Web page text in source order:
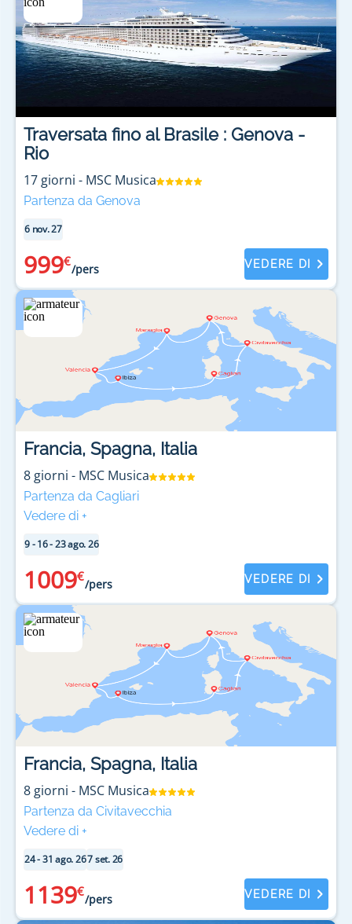
Traversata fino al Brasile : Genova -
Rio
17 giorni - MSC Musica
Partenza da Genova
6 nov. 27
999€
/pers VEDERE DI
Francia, Spagna, Italia
8 giorni - MSC Musica
Partenza da Cagliari
Vedere di +
9 - 16 - 23 ago. 26
1009€
/pers VEDERE DI
Francia, Spagna, Italia
8 giorni - MSC Musica
Partenza da Civitavecchia
Vedere di +
24 - 31 ago. 267 set. 26
1139€
/pers VEDERE DI